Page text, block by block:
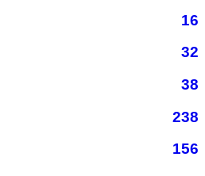
16
32
38
238
156